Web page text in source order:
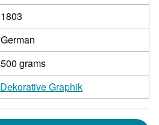
1803
German
500 grams
Dekorative Graphik